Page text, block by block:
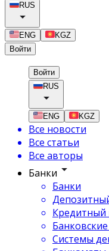
RUS
ENG
KGZ
Войти
Войти
RUS
ENG KGZ
Все новости
Все статьи
Все авторы
Банки
Банки
Кредитный
Системы